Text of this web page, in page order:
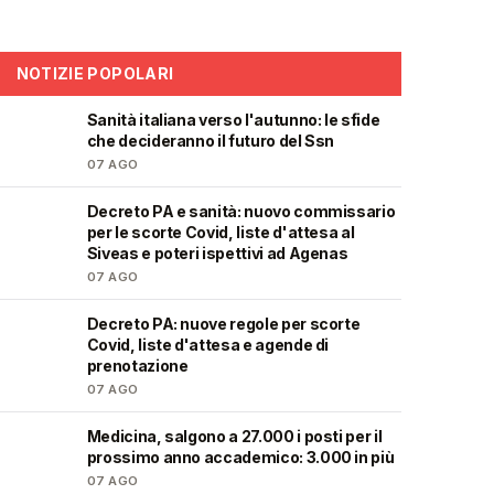
NOTIZIE POPOLARI
Sanità italiana verso l'autunno: le sfide
che decideranno il futuro del Ssn
07 AGO
Decreto PA e sanità: nuovo commissario
per le scorte Covid, liste d'attesa al
Siveas e poteri ispettivi ad Agenas
07 AGO
Decreto PA: nuove regole per scorte
Covid, liste d'attesa e agende di
prenotazione
07 AGO
Medicina, salgono a 27.000 i posti per il
prossimo anno accademico: 3.000 in più
07 AGO